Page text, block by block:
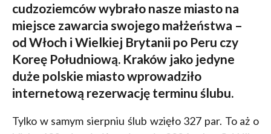
cudzoziemców wybrało nasze miasto na
miejsce zawarcia swojego małżeństwa –
od Włoch i Wielkiej Brytanii po Peru czy
Koreę Południową. Kraków jako jedyne
duże polskie miasto wprowadziło
internetową rezerwację terminu ślubu.
Tylko w samym sierpniu ślub wzięło 327 par. To aż o